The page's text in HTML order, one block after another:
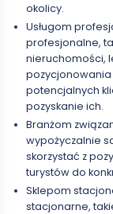
okolicy.
Usługom
profesjonalne,
nieruchomości,
potencjalnych
pozyskanie ich.
Branżom
wypożyczalnie
skorzystać z
turystów do
Sklepom
stacjonarne,